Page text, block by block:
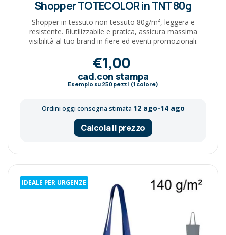
Shopper TOTECOLOR in TNT 80g
Shopper in tessuto non tessuto 80g/m², leggera e
resistente. Riutilizzabile e pratica, assicura massima
visibilità al tuo brand in fiere ed eventi promozionali.
€1,00
cad.con stampa
Esempio su 250pezzi (1 colore)
Ordini oggi consegna stimata 12 ago-14 ago
Calcola il prezzo
IDEALE PER URGENZE